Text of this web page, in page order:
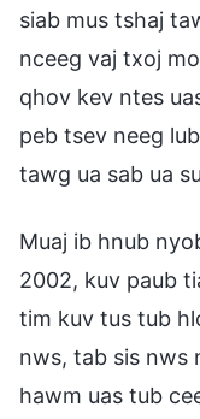
siab mus tshaj
nceeg vaj txoj
qhov kev ntes
peb tsev neeg
tawg ua sab ua
Muaj ib hnub
2002, kuv paub
tim kuv tus tub
nws, tab sis nws
hawm uas tub